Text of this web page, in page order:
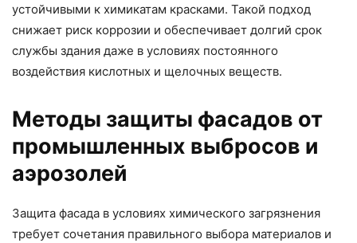
устойчивыми к химикатам красками. Такой подход
снижает риск коррозии и обеспечивает долгий срок
службы здания даже в условиях постоянного
воздействия кислотных и щелочных веществ.
Методы защиты фасадов от
промышленных выбросов и
аэрозолей
Защита фасада в условиях химического загрязнения
требует сочетания правильного выбора материалов и